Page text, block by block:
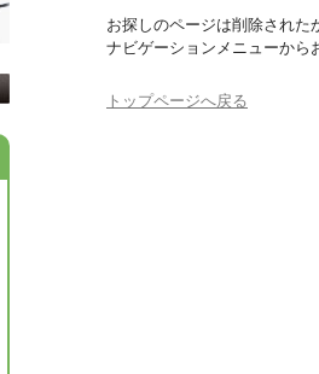
お探しのページは削除された
ナビゲーションメニューから
トップページへ戻る